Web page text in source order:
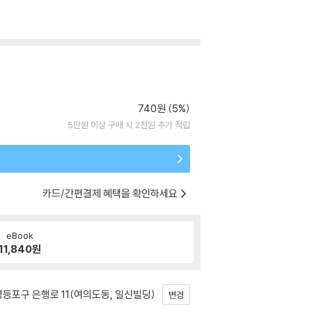
740원 (5%)
5만원 이상 구매 시 2천원 추가 적립
카드/간편결제 혜택을 확인하세요
eBook
원
포구 은행로 11(여의도동, 일신빌딩) 변경